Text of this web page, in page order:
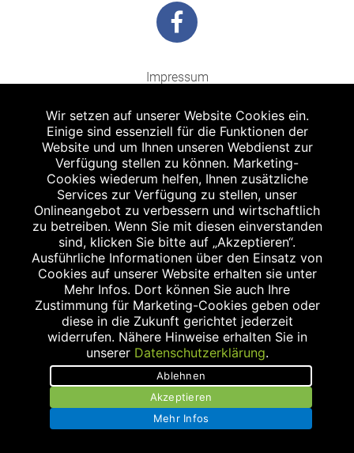
Impressum
Datenschutz
Barrierefreiheit
Kontakt
Bildnachweis
Abgabe in haushaltsüblichen Mengen, solange der Vorrat reicht. Für Druck-
und Satzfehler keine Haftung.
Zu Risiken und Nebenwirkungen lesen Sie die Packungsbeilage und fragen
Sie Ihren Arzt oder Apotheker.
Angabe nach der deutschen Arzneimitteltaxe Apothekenerstattungspreis
(AEP). Der AEP ist keine unverbindliche Preisempfehlung der Hersteller. Der
AEP ist ein von den Apotheken in Ansatz gebrachter Preis für rezeptfreie
Arzneimittel. Er entspricht in der Höhe dem für Apotheken verbindlichen
Abgabepreis, zu dem eine Apotheke in bestimmten Fällen (z.B. bei Kindern
unter 12 Jahren) das Produkt mit der gesetzlichen Krankenversicherung
Wir setzen auf unserer Website Cookies ein.
Einige sind essenziell für die Funktionen der
Website und um Ihnen unseren Webdienst zur
Verfügung stellen zu können. Marketing-
Cookies wiederum helfen, Ihnen zusätzliche
Services zur Verfügung zu stellen, unser
Onlineangebot zu verbessern und wirtschaftlich
zu betreiben. Wenn Sie mit diesen einverstanden
sind, klicken Sie bitte auf „Akzeptieren“.
Ausführliche Informationen über den Einsatz von
Cookies auf unserer Website erhalten sie unter
Mehr Infos. Dort können Sie auch Ihre
Zustimmung für Marketing-Cookies geben oder
diese in die Zukunft gerichtet jederzeit
widerrufen. Nähere Hinweise erhalten Sie in
unserer Datenschutzerklärung.
Ablehnen
Akzeptieren
Mehr Infos